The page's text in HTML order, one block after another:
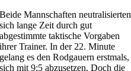
Beide Mannschaften neutralisierten
sich lange Zeit durch gut
abgestimmte taktische Vorgaben
ihrer Trainer. In der 22. Minute
gelang es den Rodgauern erstmals,
sich mit 9:5 abzusetzen. Doch die